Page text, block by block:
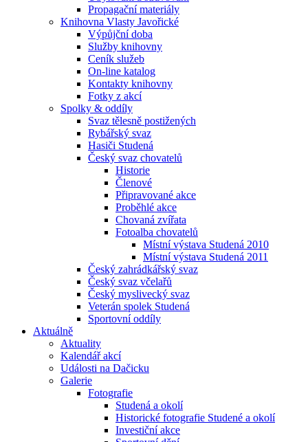
Propagační materiály
Knihovna Vlasty Javořické
Výpůjční doba
Služby knihovny
Ceník služeb
On-line katalog
Kontakty knihovny
Fotky z akcí
Spolky & oddíly
Svaz tělesně postižených
Rybářský svaz
Hasiči Studená
Český svaz chovatelů
Historie
Členové
Připravované akce
Proběhlé akce
Chovaná zvířata
Fotoalba chovatelů
Místní výstava Studená 2010
Místní výstava Studená 2011
Český zahrádkářský svaz
Český svaz včelařů
Český myslivecký svaz
Veterán spolek Studená
Sportovní oddíly
Aktuálně
Aktuality
Kalendář akcí
Události na Dačicku
Galerie
Fotografie
Studená a okolí
Historické fotografie Studené a okolí
Investiční akce